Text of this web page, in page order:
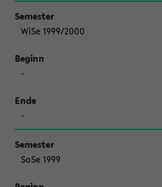
WiSe 1999/2000
-
-
SoSe 1999